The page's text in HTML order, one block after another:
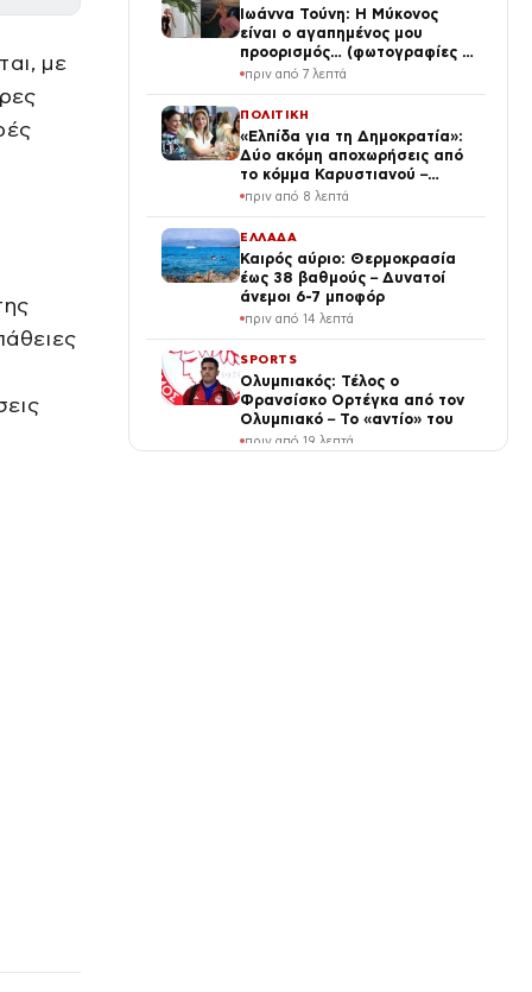
με
Ιωάννα Τούνη: Η Μύκονος
είναι ο αγαπημένος μου
προορισμός… (φωτογραφίες &
Βίντεο)
πριν από 7 λεπτά
ΠΟΛΙΤΙΚΗ
«Ελπίδα για τη Δημοκρατία»:
Δύο ακόμη αποχωρήσεις από
το κόμμα Καρυστιανού –
Αιχμές για αρχηγισμό
πριν από 8 λεπτά
ΕΛΛΑΔΑ
Καιρός αύριο: Θερμοκρασία
έως 38 βαθμούς – Δυνατοί
άνεμοι 6-7 μποφόρ
πριν από 14 λεπτά
SPORTS
Ολυμπιακός: Τέλος ο
Φρανσίσκο Ορτέγκα από τον
Ολυμπιακό – Το «αντίο» του
πριν από 19 λεπτά